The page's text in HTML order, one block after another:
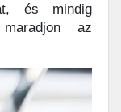
és mindig
az